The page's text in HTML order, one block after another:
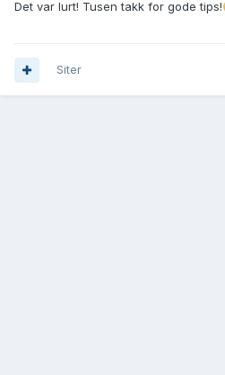
"dommer" setter seg på huk og
Det var lurt! Tusen takk for gode tips!
Siter